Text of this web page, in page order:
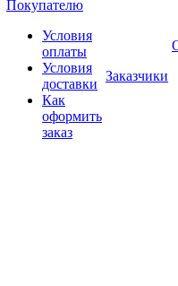
Покупателю
Условия
оплаты
Условия
доставки
Как
оформить
заказ
Заказчики